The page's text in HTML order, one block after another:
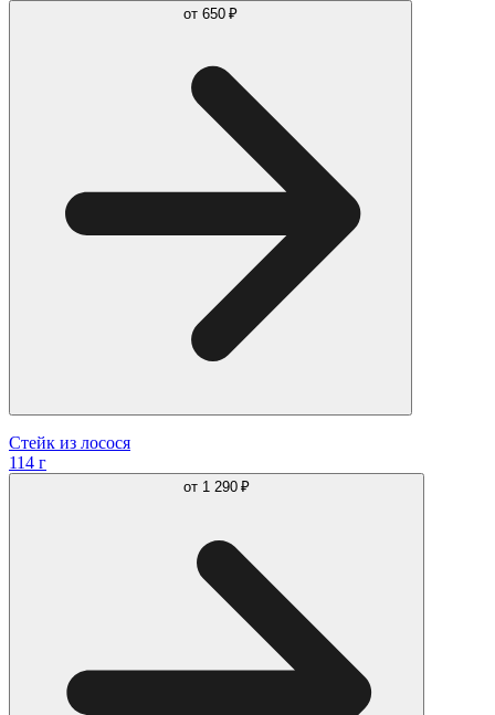
от 650 ₽
Стейк из лосося
114 г
от 1 290 ₽